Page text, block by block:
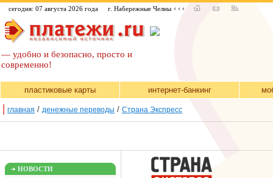
сегодня: 07 августа 2026 года г. Набережные Челны
— удобно и безопасно, просто и
современно!
пластиковые карты интернет-банкинг
| главная / денежные переводы / Страна Экспресс
НОВОСТИ